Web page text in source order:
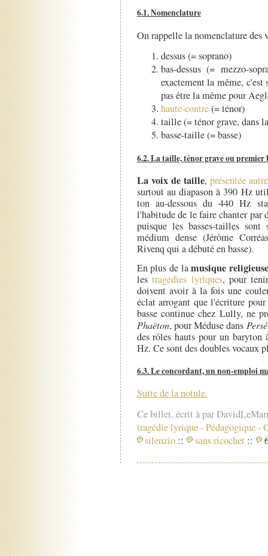
6.1. Nomenclature
On rappelle la nomenclature des
dessus (= soprano)
bas-dessus (= mezzo-
exactement la même,
pas être la même pour
haute-contre(= ténor)
taille (= ténor grave, dans
basse-taille (= basse)
6.2. La taille, ténor grave ou premier
La voix de taille, présentée
surtout au diapason à 390 Hz
ton au-dessous du 440 Hz
l'habitude de le faire chanter par
puisque les basses-tailles
médium dense (Jérôme
Rivenq qui a débuté en basse).
En plus de lamusique religieuse
lestragédies lyriques, pour
doivent avoir à la fois une
éclat arrogant que l'écriture
basse continue chez Lully, ne
Phaëton, pour Méduse dans
des rôles hauts pour un
Hz. Ce sont des doubles vocaux
6.3. Le concordant, un non-emploi
Suite de la notule.
Ce billet, écrit à par
tragédie lyrique-Pédagogique-
silenzio :: sans ricochet ::